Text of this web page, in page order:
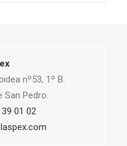
nº53, 1º B.
San Pedro.
01 02